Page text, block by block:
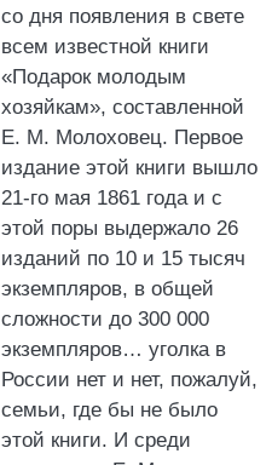
со дня появления в свете
всем известной книги
«Подарок молодым
хозяйкам», составленной
Е. М. Молоховец. Первое
издание этой книги вышло
21-го мая 1861 года и с
этой поры выдержало 26
изданий по 10 и 15 тысяч
экземпляров, в общей
сложности до 300 000
экземпляров… уголка в
России нет и нет, пожалуй,
семьи, где бы не было
этой книги. И среди